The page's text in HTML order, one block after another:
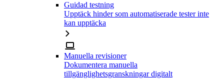
Guidad testning
Upptäck hinder som automatiserade tester inte
kan upptäcka
Manuella revisioner
Dokumentera manuella
tillgänglighetsgranskningar digitalt